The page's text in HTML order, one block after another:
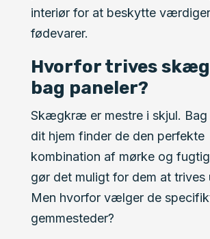
interiør for at beskytte
fødevarer.
Hvorfor trives
bag paneler?
Skægkræ er mestre i skjul. Bag
dit hjem finder de den perfekte
kombination af mørke og
gør det muligt for dem at trives
Men hvorfor vælger de
gemmesteder?